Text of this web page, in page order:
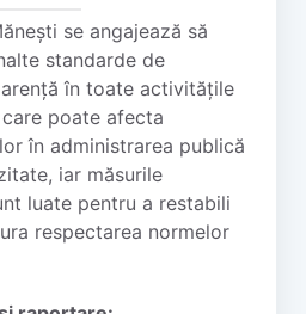
se angajează să
standarde de
în toate activitățile
poate afecta
în administrarea publică
iar măsurile
luate pentru a restabili
respectarea normelor